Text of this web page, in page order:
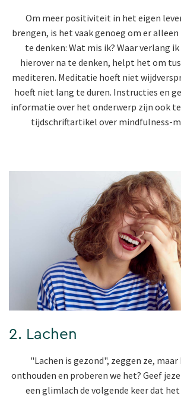
Om meer positiviteit in het eigen
brengen, is het vaak genoeg om er alleen
te denken: Wat mis ik? Waar verlang ik
hierover na te denken, helpt het om
mediteren. Meditatie hoeft niet
hoeft niet lang te duren. Instructies en
informatie over het onderwerp zijn ook
tijdschriftartikel over mindfulness-
2. Lachen
"Lachen is gezond", zeggen ze, maar
onthouden en proberen we het? Geef
een glimlach de volgende keer dat